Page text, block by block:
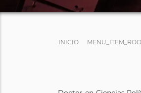
INICIO